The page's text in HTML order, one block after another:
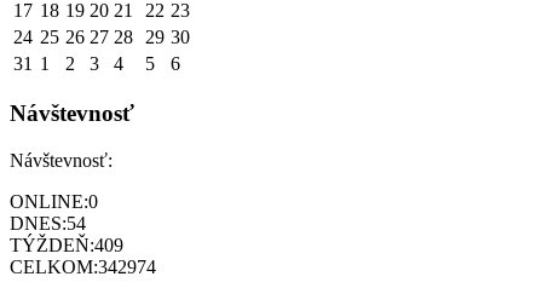
17 18 19 20 21 22 23
24 25 26 27 28 29 30
31 1 2 3 4 5 6
Návštevnosť
Návštevnosť:
ONLINE:0
DNES:54
TÝŽDEŇ:409
CELKOM:342974